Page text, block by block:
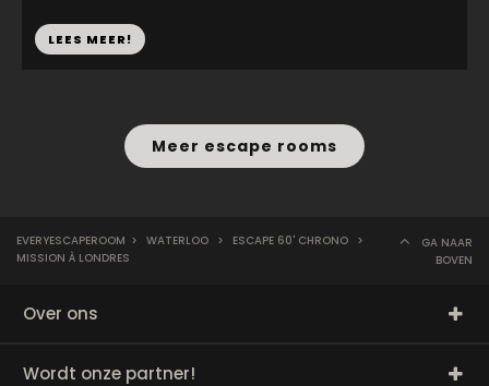
LEES MEER!
Meer escape rooms
EVERYESCAPEROOM > WATERLOO > ESCAPE 60' CHRONO >
MISSION À LONDRES
GA NAAR
BOVEN
Over ons
Wordt onze partner!